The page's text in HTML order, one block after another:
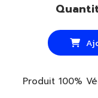
Produit 100%